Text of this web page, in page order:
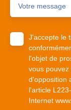
Votre message
J'accepte le
l'objet de
vous
d'opposition
l'article
Internet